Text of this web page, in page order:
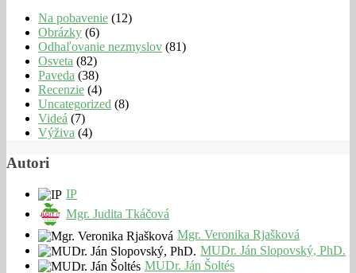
Na pobavenie (12)
Obrázky (6)
Odhaľovanie nezmyslov (81)
Osveta (82)
Paveda (38)
Recenzie (4)
Uncategorized (8)
Videá (7)
Výživa (4)
Autori
IP
Mgr. Judita Tkáčová
Mgr. Veronika Rjašková
MUDr. Ján Slopovský, PhD.
MUDr. Ján Šoltés